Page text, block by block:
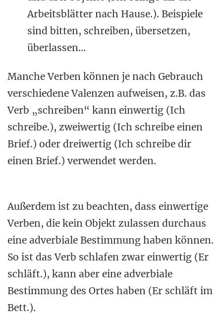
Arbeitsblätter nach Hause.). Beispiele
sind bitten, schreiben, übersetzen,
überlassen…
Manche Verben können je nach Gebrauch
verschiedene Valenzen aufweisen, z.B. das
Verb „schreiben“ kann einwertig (Ich
schreibe.), zweiwertig (Ich schreibe einen
Brief.) oder dreiwertig (Ich schreibe dir
einen Brief.) verwendet werden.
Außerdem ist zu beachten, dass einwertige
Verben, die kein Objekt zulassen durchaus
eine adverbiale Bestimmung haben können.
So ist das Verb schlafen zwar einwertig (Er
schläft.), kann aber eine adverbiale
Bestimmung des Ortes haben (Er schläft im
Bett.).